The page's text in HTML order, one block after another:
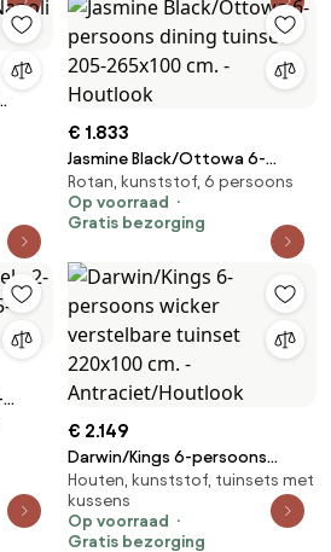
€ 1.833
Jasmine Black/Ottowa 6-
persoons dining tuinset 205-
265x100 cm. - Houtlook
Rotan, kunststof, 6 persoons
Op voorraad
Gratis bezorging
€ 2.149
Darwin/Kings 6-persoons
wicker verstelbare tuinset
220x100 cm. -
Antraciet/Houtlook
Houten, kunststof, tuinsets met
kussens
Op voorraad
Gratis bezorging